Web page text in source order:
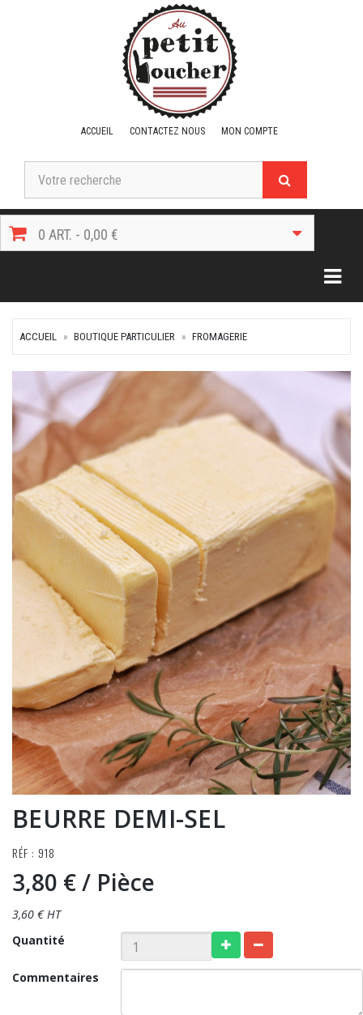
ACCUEIL CONTACTEZ NOUS MON COMPTE
0 ART. - 0,00 €
ACCUEIL BOUTIQUE PARTICULIER FROMAGERIE
BEURRE DEMI-SEL
RÉF : 918
3,80 €/ Pièce
3,60 € HT
Quantité
Commentaires